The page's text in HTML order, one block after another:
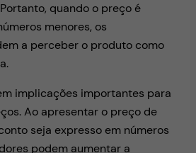
quando o preço é
menores, os
a perceber o produto como
implicações importantes para
Ao apresentar o preço de
seja expresso em números
podem aumentar a